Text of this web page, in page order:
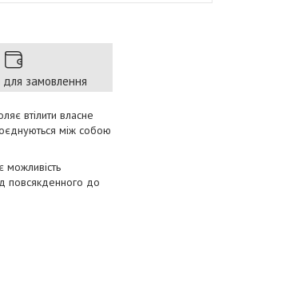
для замовлення
втілити власне
між собою
можливість
повсякденного до